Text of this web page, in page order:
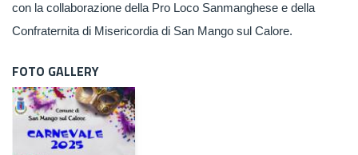
con la collaborazione della Pro Loco Sanmanghese e della
Confraternita di Misericordia di San Mango sul Calore.
FOTO GALLERY